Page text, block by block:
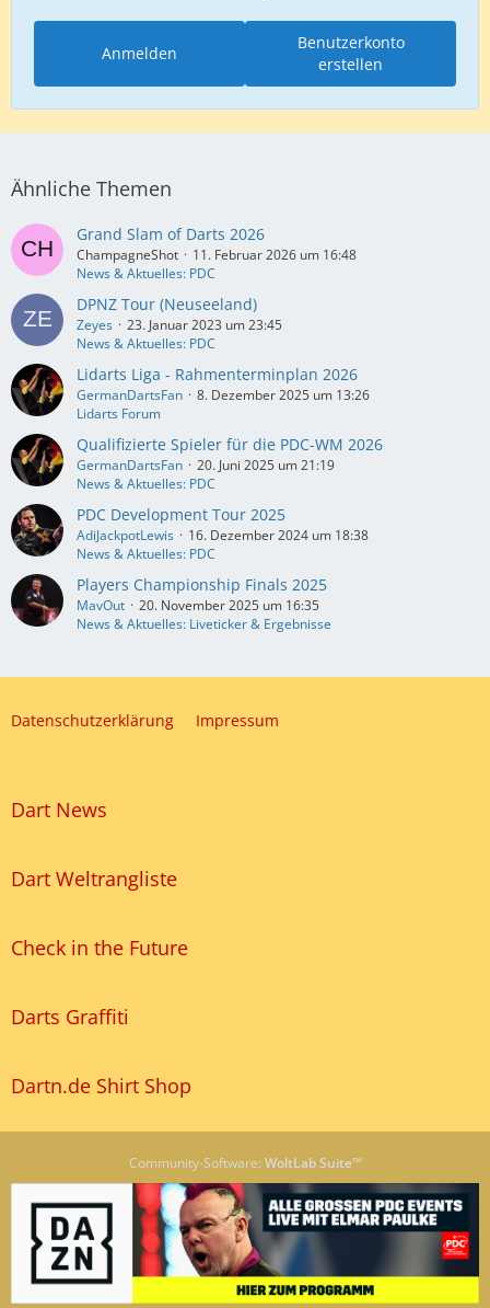
Benutzerkonto
erstellen
Anmelden
Ähnliche Themen
Grand Slam of Darts 2026
ChampagneShot
11. Februar 2026 um 16:48
News & Aktuelles: PDC
DPNZ Tour (Neuseeland)
Zeyes
23. Januar 2023 um 23:45
News & Aktuelles: PDC
Lidarts Liga - Rahmenterminplan 2026
GermanDartsFan
8. Dezember 2025 um 13:26
Lidarts Forum
Qualifizierte Spieler für die PDC-WM 2026
GermanDartsFan
20. Juni 2025 um 21:19
News & Aktuelles: PDC
PDC Development Tour 2025
AdiJackpotLewis
16. Dezember 2024 um 18:38
News & Aktuelles: PDC
Players Championship Finals 2025
MavOut
20. November 2025 um 16:35
News & Aktuelles: Liveticker & Ergebnisse
Datenschutzerklärung Impressum
Dart News
Dart Weltrangliste
Check in the Future
Darts Graffiti
Dartn.de Shirt Shop
Community-Software: WoltLab Suite™